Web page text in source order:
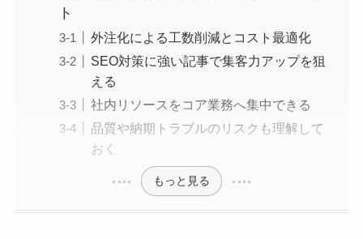
ト
外注化による工数削減とコスト最適化
SEO対策に強い記事で集客力アップを狙
える
社内リソースをコア業務へ集中できる
品質や納期トラブルのリスクも理解して
おく
もっと見る